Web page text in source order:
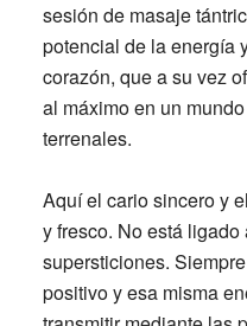
sesión de masaje
potencial de la energía
corazón, que a su vez
al máximo en un
terrenales.
Aquí el cario sincero y
y fresco. No está
supersticiones.
positivo y esa misma